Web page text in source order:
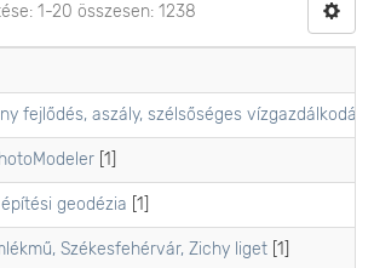
1-20 összesen: 1238
fejlődés, aszály, szélsőséges
[1]
geodézia [1]
Székesfehérvár, Zichy liget [1]